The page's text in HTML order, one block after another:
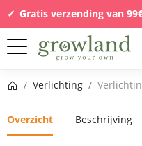
Gratis verzending van
Startpagina
/ Verlichting /
Overzicht Beschrijving